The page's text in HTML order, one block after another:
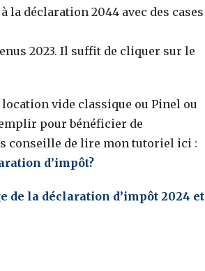
déclaration 2044 avec des cases
2023. Il suffit de cliquer sur le
vide classique ou Pinel ou
pour bénéficier de
conseille de lire mon tutoriel ici :
d’impôt?
la déclaration d’impôt 2024 et